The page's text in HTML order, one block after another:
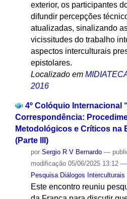
exterior, os participantes
difundir percepções
atualizadas, sinalizando
vicissitudes do trabalho
aspectos interculturais
epistolares.
Localizado em
2016
4º Colóquio Internacional
Correspondência:
Metodológicos e Críticos na
(Parte III)
por Sergio R V Bernardo —
modificação05/06/2025 13:12 —
Pesquisa Diálogos Interculturais
Este encontro reuniu